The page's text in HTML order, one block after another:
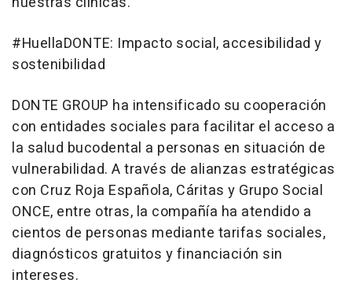
#HuellaDONTE: Impacto social, accesibilidad y
sostenibilidad
DONTE GROUP ha intensificado su cooperación
con entidades sociales para facilitar el acceso a
la salud bucodental a personas en situación de
vulnerabilidad. A través de alianzas estratégicas
con Cruz Roja Española, Cáritas y Grupo Social
ONCE, entre otras, la compañía ha atendido a
cientos de personas mediante tarifas sociales,
diagnósticos gratuitos y financiación sin
intereses.